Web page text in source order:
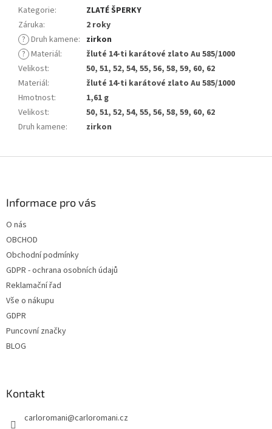
Kategorie:
ZLATÉ ŠPERKY
Záruka:
2 roky
? Druh kamene: zirkon
? Materiál:
žluté 14-ti karátové zlato Au 585/1000
Velikost:
50, 51, 52, 54, 55, 56, 58, 59, 60, 62
Materiál:
žluté 14-ti karátové zlato Au 585/1000
Hmotnost:
1,61 g
Velikost:
50, 51, 52, 54, 55, 56, 58, 59, 60, 62
Druh kamene: zirkon
Informace pro vás
O nás
OBCHOD
Obchodní podmínky
GDPR - ochrana osobních údajů
Reklamační řad
Vše o nákupu
GDPR
Puncovní značky
BLOG
Kontakt
carloromani@carloromani.cz